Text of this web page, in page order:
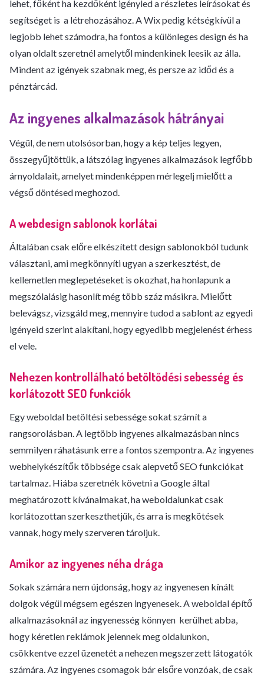
lehet, főként ha kezdőként igényled a részletes leírásokat és
segítséget is a létrehozásához. A Wix pedig kétségkívül a
legjobb lehet számodra, ha fontos a különleges design és ha
olyan oldalt szeretnél amelytől mindenkinek leesik az álla.
Mindent az igények szabnak meg, és persze az időd és a
pénztárcád.
Az ingyenes alkalmazások hátrányai
Végül, de nem utolsósorban, hogy a kép teljes legyen,
összegyűjtöttük, a látszólag ingyenes alkalmazások legfőbb
árnyoldalait, amelyet mindenképpen mérlegelj mielőtt a
végső döntésed meghozod.
A webdesign sablonok korlátai
Általában csak előre elkészített design sablonokból tudunk
választani, ami megkönnyíti ugyan a szerkesztést, de
kellemetlen meglepetéseket is okozhat, ha honlapunk a
megszólalásig hasonlít még több száz másikra. Mielőtt
belevágsz, vizsgáld meg, mennyire tudod a sablont az egyedi
igényeid szerint alakítani, hogy egyedibb megjelenést érhess
el vele.
Nehezen kontrollálható betöltődési sebesség és
korlátozott SEO funkciók
Egy weboldal betöltési sebessége sokat számít a
rangsorolásban. A legtöbb ingyenes alkalmazásban nincs
semmilyen ráhatásunk erre a fontos szempontra. Az ingyenes
webhelykészítők többsége csak alepvető SEO funkciókat
tartalmaz. Hiába szeretnék követni a Google által
meghatározott kívánalmakat, ha weboldalunkat csak
korlátozottan szerkeszthetjük, és arra is megkötések
vannak, hogy mely szerveren tároljuk.
Amikor az ingyenes néha drága
Sokak számára nem újdonság, hogy az ingyenesen kínált
dolgok végül mégsem egészen ingyenesek. A weboldal építő
alkalmazásoknál az ingyenesség könnyen kerülhet abba,
hogy kéretlen reklámok jelennek meg oldalunkon,
csökkentve ezzel üzenetét a nehezen megszerzett látogatók
számára. Az ingyenes csomagok bár elsőre vonzóak, de csak